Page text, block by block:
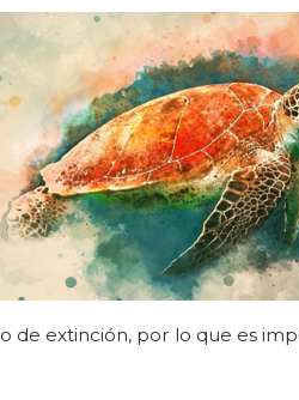
de extinción, por lo que es